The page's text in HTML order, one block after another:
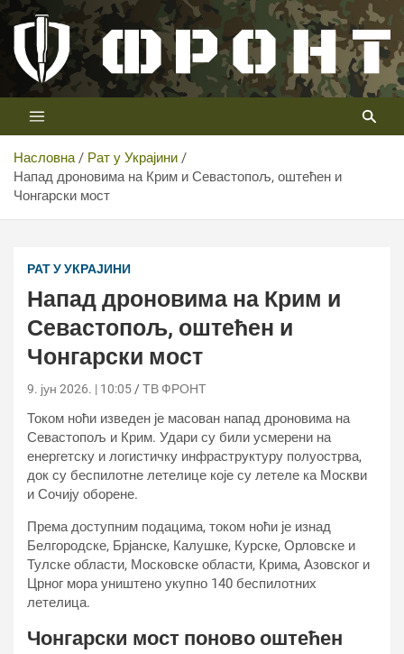
Скип
цонтент
Телевизија ФРОНТ
Први војни канал у Србији
Насловна
Рат у Украјини
Напад дроновима на Крим и Севастопољ, оштећен и
Чонгарски мост
РАТ У УКРАЈИНИ
Напад дроновима на Крим и
Севастопољ, оштећен и
Чонгарски мост
9. јун 2026. | 10:05 ТВ ФРОНТ
Током ноћи изведен је масован напад дроновима на
Севастопољ и Крим. Удари су били усмерени на
енергетску и логистичку инфраструктуру полуострва,
док су беспилотне летелице које су летеле ка Москви
и Сочију оборене.
Према доступним подацима, током ноћи је изнад
Белгородске, Брјанске, Калушке, Курске, Орловске и
Тулске области, Московске области, Крима, Азовског и
Црног мора уништено укупно 140 беспилотних
летелица.
Чонгарски мост поново оштећен